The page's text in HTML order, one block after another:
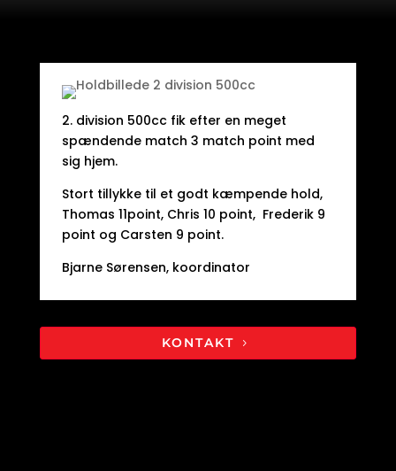
2. division 500cc fik efter en meget
spændende match 3 match point med
sig hjem.
Stort tillykke til et godt kæmpende hold,
Thomas 11point, Chris 10 point, Frederik 9
point og Carsten 9 point.
Bjarne Sørensen, koordinator
KONTAKT